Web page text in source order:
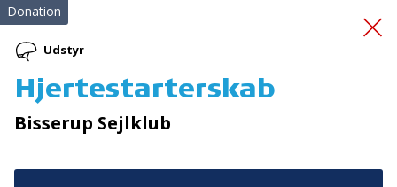
Familier med børn med
Donation
Udstyr
Hjertestarterskab
Bisserup Sejlklub